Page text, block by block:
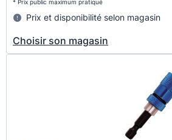
* Prix public maximum pratiqué
Prix et disponibilité selon magasin
Choisir son magasin